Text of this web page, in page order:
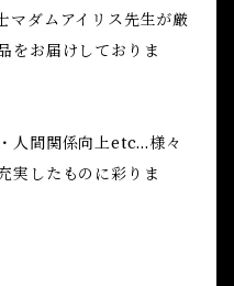
マダムアイリス先生が厳
をお届けしておりま
人間関係向上etc...様々
実したものに彩りま